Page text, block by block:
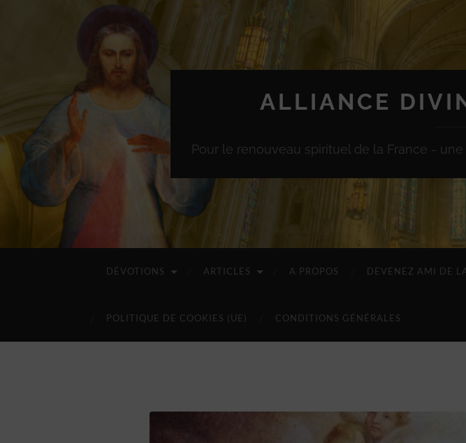
ALLIANCE
Pour le renouveau spirituel de la France -
DÉVOTIONS ARTICLES A PROPOS DEVENEZ AMI DE
POLITIQUE DE COOKIES (UE) CONDITIONS GÉNÉRALES